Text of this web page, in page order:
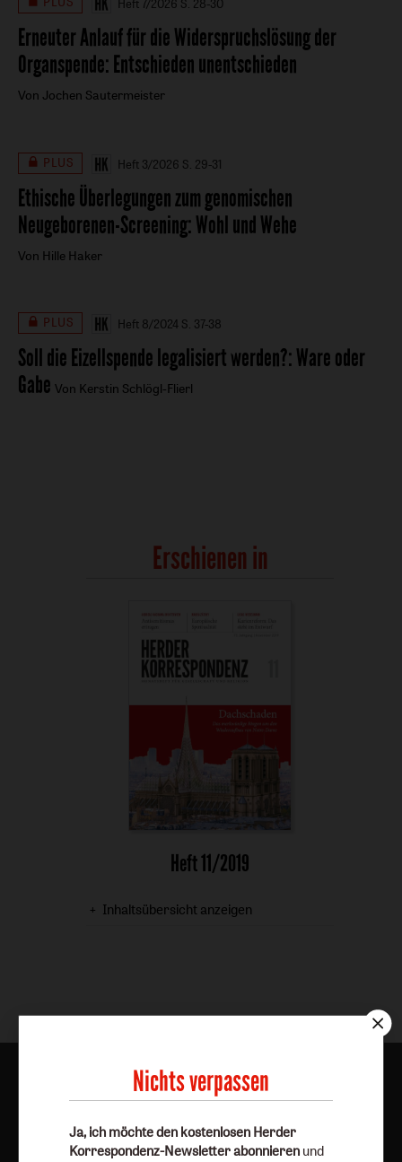
Heft 7/2026 S. 28-30
Erneuter Anlauf für die Widerspruchslösung der
Organspende:Entschieden unentschieden
Von Jochen Sautermeister
PLUS Heft 3/2026 S. 29-31
Ethische Überlegungen zum genomischen
Neugeborenen-Screening:Wohl und Wehe
Von Hille Haker
PLUS Heft 8/2024 S. 37-38
Soll die Eizellspende legalisiert werden?:Ware oder
Gabe Von Kerstin Schlögl-Flierl
Erschienen in
Heft 11/2019
Inhaltsübersicht anzeigen
Aktuelle Hefte
Nichts verpassen
Ja, ich möchte den kostenlosen Herder
Korrespondenz-Newsletter abonnieren und